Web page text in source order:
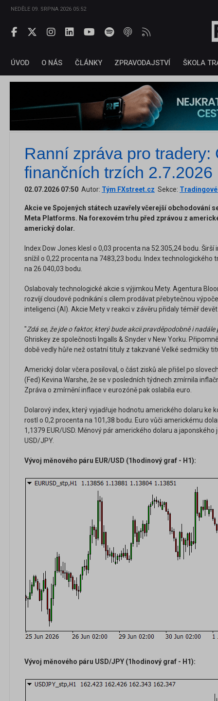
NEDĚLE 09. SRPNA 2026 05:52
ÚVOD O NÁS ČLÁNKY ZPRAVODAJSTVÍ ŠKOLA
Ranní zpráva pro tradery:
finančních trzích 2.7.2026
02.07.2026 07:50 Autor: Tým FXstreet.cz Sekce: Tradingové
Akcie ve Spojených státech uzavřely včerejší obchodování
Meta Platforms. Na forexovém trhu před zprávou z
americký dolar.
Index Dow Jones klesl o 0,03 procenta na 52.305,24 bodu.
snížil o 0,22 procenta na 7483,23 bodu. Index technologického
na 26.040,03 bodu.
Oslabovaly technologické akcie s výjimkou Mety. Agentura
rozvíjí cloudové podnikání s cílem prodávat přebytečnou
inteligenci (AI). Akcie Mety v reakci v závěru přidaly téměř
"Zdá se, že jde o faktor, který bude akcii pravděpodobně i nadále
Ghriskey ze společnosti Ingalls & Snyder v New Yorku.
době vedly hůře než ostatní tituly z takzvané Velké sedmičky
Americký dolar včera posiloval, o část zisků ale přišel po
(Fed) Kevina Warshe, že se v posledních týdnech zmírnila
Zpráva o zmírnění inflace v eurozóně pak oslabila euro.
Dolarový index, který vyjadřuje hodnotu amerického dolaru ke
rostl o 0,2 procenta na 101,38 bodu. Euro vůči americkému
1,1379 EUR/USD. Měnový pár amerického dolaru a
USD/JPY.
Vývoj měnového páru EUR/USD (1hodinový graf - H1):
Vývoj měnového páru USD/JPY (1hodinový graf - H1):